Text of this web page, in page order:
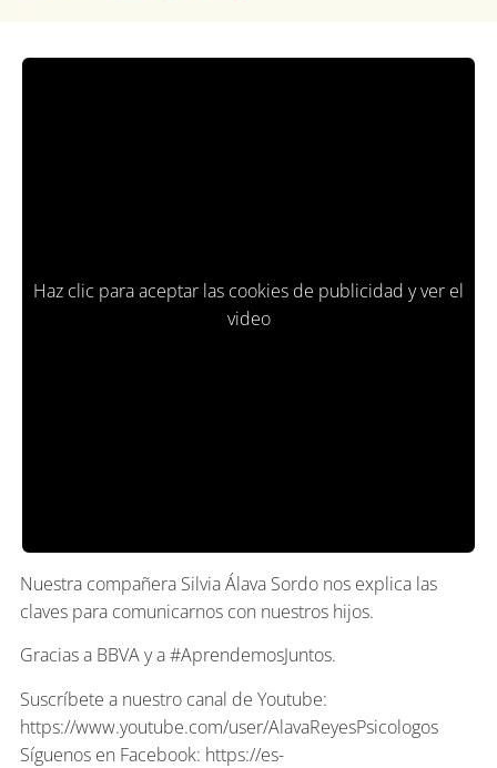
Haz clic para aceptar las cookies de publicidad y ver el
video
Nuestra compañera Silvia Álava Sordo nos explica las
claves para comunicarnos con nuestros hijos.
Gracias a BBVA y a #AprendemosJuntos.
Suscríbete a nuestro canal de Youtube:
https://www.youtube.com/user/AlavaReyesPsicologos
Síguenos en Facebook: https://es-